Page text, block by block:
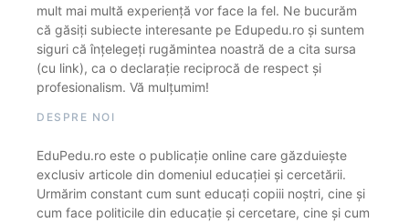
mult mai multă experiență vor face la fel. Ne bucurăm
că găsiți subiecte interesante pe Edupedu.ro și suntem
siguri că înțelegeți rugămintea noastră de a cita sursa
(cu link), ca o declarație reciprocă de respect și
profesionalism. Vă mulțumim!
DESPRE NOI
EduPedu.ro este o publicație online care găzduiește
exclusiv articole din domeniul educației și cercetării.
Urmărim constant cum sunt educați copiii noștri, cine și
cum face politicile din educație și cercetare, cine și cum